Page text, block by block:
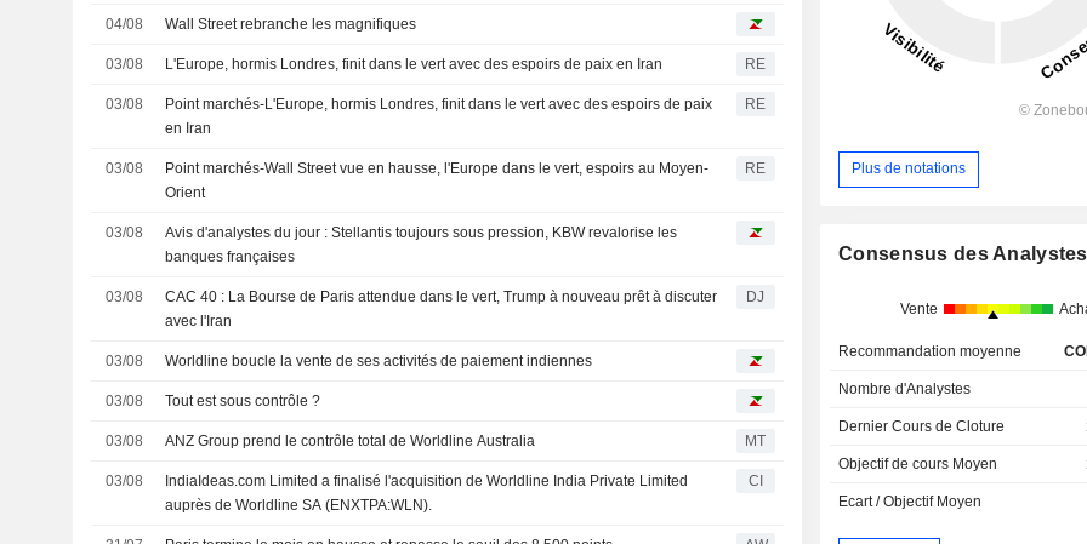
04/08 Wall Street rebranche les magnifiques
03/08 L'Europe, hormis Londres, finit dans le vert avec des espoirs de paix en Iran RE
03/08
Point marchés-L'Europe, hormis Londres, finit dans le vert avec des espoirs de paix
en Iran
RE
03/08
Point marchés-Wall Street vue en hausse, l'Europe dans le vert, espoirs au Moyen-
Orient
RE
03/08
Avis d'analystes du jour : Stellantis toujours sous pression, KBW revalorise les
banques françaises
03/08
CAC 40 : La Bourse de Paris attendue dans le vert, Trump à nouveau prêt à discuter
avec l'Iran
DJ
03/08 Worldline boucle la vente de ses activités de paiement indiennes
03/08 Tout est sous contrôle ?
03/08 ANZ Group prend le contrôle total de Worldline Australia MT
03/08
IndiaIdeas.com Limited a finalisé l'acquisition de Worldline India Private Limited
auprès de Worldline SA (ENXTPA:WLN).
CI
Plus de notations
Consensus des Analystes
Vente
Recommandation moyenne
Nombre d'Analystes
Dernier Cours de Cloture
Objectif de cours Moyen
Ecart / Objectif Moyen